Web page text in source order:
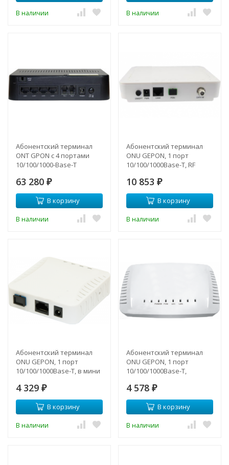
В наличии В наличии
Абонентский терминал
ONT GPON с 4 портами
10/100/1000-Base-T
63 280 ₽
В корзину
В наличии
Абонентский терминал
ONU GEPON, 1 порт
10/100/1000Base-T, RF
10 853 ₽
В корзину
В наличии
Абонентский терминал
ONU GEPON, 1 порт
10/100/1000Base-T, в мини
BDCOM
4 329 ₽
В корзину
В наличии
Абонентский терминал
ONU GEPON, 1 порт
10/100/1000Base-T,
4 578 ₽
В корзину
В наличии